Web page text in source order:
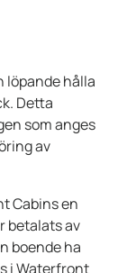
löpande hålla
Detta
som anges
av
Cabins en
betalats av
boende ha
i Waterfront